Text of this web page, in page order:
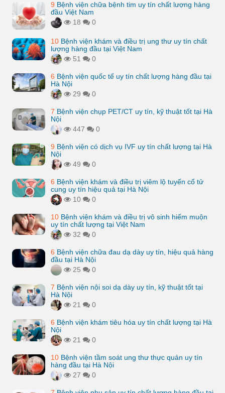
9 Bệnh viện chữa bệnh tim uy tín chất lượng hàng
đầu Việt Nam
18
0
10 Bệnh viện khám và điều trị ung thư uy tín chất
lượng hàng đầu tại Việt Nam
51
0
6 Bệnh viện quốc tế uy tín chất lượng hàng đầu tại
Hà Nội
29
0
7 Bệnh viện chụp PET/CT uy tín, kỹ thuật tốt tại Hà
Nội
447
0
9 Bệnh viện có dịch vụ IVF uy tín chất lượng tại Hà
Nội
49
0
6 Bệnh viện khám và điều trị viêm lộ tuyến cổ tử
cung uy tín hiệu quả tại Hà Nội
10
0
10 Bệnh viện khám và điều trị vô sinh hiếm muộn
uy tín chất lượng tại Việt Nam
32
0
6 Bệnh viện chữa đau dạ dày uy tín, hiệu quả hàng
đầu tại Hà Nội
25
0
7 Bệnh viện nội soi dạ dày uy tín, kỹ thuật tốt tại
Hà Nội
21
0
6 Bệnh viện khám tiêu hóa uy tín chất lượng tại Hà
Nội
21
0
10 Bệnh viện tầm soát ung thư thực quản uy tín
hàng đầu tại Hà Nội
27
0